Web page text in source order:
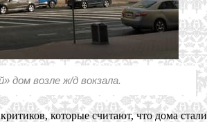
дом возле ж/д вокзала.
которые считают, что дома